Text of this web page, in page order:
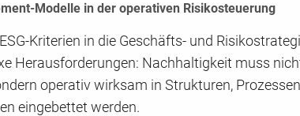
Modelle in der operativen Risikosteuerung
Kriterien in die Geschäfts- und
Herausforderungen: Nachhaltigkeit muss
operativ wirksam in Strukturen,
eingebettet werden.